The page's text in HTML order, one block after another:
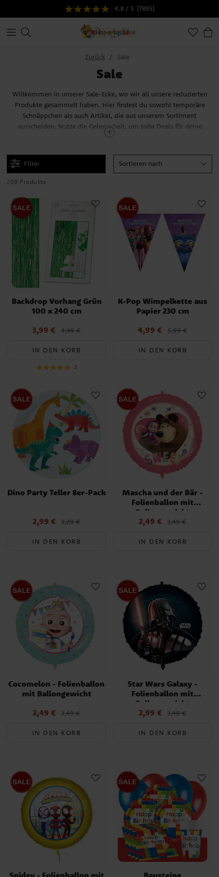
4.8 / 5 (7895)
Zurück Sale
Sale
Willkommen in unserer Sale-Ecke, wo wir all unsere reduzierten
Produkte gesammelt haben. Hier findest du sowohl temporäre
Schnäppchen als auch Artikel, die aus unserem Sortiment
ausscheiden. Nutze die Gelegenheit, um tolle Deals für deine
kommende Feier zu ergattern! Entdecke eine große Auswahl an
Tischzubehör, Geschenken und vielem mehr. Komm vorbei und
Filter Sortieren nach
209 Produkte
Backdrop Vorhang Grün
100 x 240 cm
Aktueller Preis:
Vorheriger Preis
3,99 € 4,49 €
IN DEN KORB
2
K-Pop Wimpelkette aus
Papier 230 cm
Aktueller Preis:
Vorheriger Preis
4,99 € 5,99 €
IN DEN KORB
Dino Party Teller 8er-Pack
Aktueller Preis:
Vorheriger Preis
2,99 € 3,29 €
IN DEN KORB
Mascha und der Bär -
Folienballon mit
Ballongewicht
Aktueller Preis:
Vorheriger Preis
2,49 € 3,49 €
IN DEN KORB
Cocomelon - Folienballon
mit Ballongewicht
Aktueller Preis:
Vorheriger Preis
2,49 € 3,49 €
IN DEN KORB
Star Wars Galaxy -
Folienballon mit
Ballongewicht
Aktueller Preis:
Vorheriger Preis
2,99 € 3,49 €
IN DEN KORB